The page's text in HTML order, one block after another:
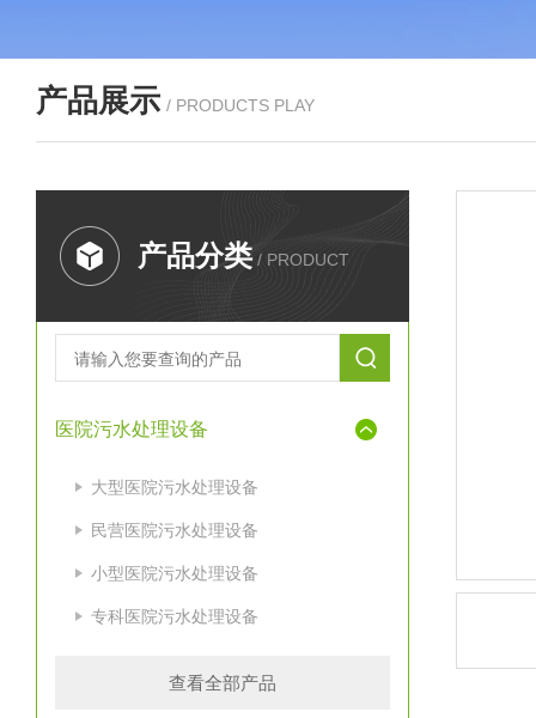
产品展示 / PRODUCTS PLAY
产品分类 / PRODUCT
医院污水处理设备
大型医院污水处理设备
民营医院污水处理设备
小型医院污水处理设备
专科医院污水处理设备
查看全部产品